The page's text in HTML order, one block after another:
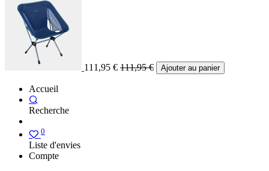
111,95 € 111,95€ Ajouter au panier
Accueil
Recherche
0
Liste d'envies
Compte